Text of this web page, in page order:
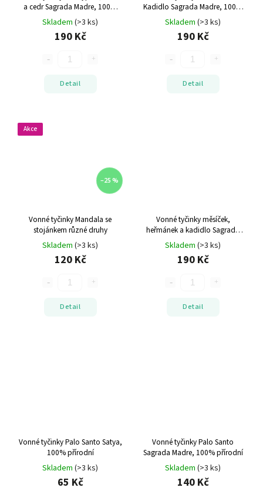
a cedrSagrada Madre, 100%
přírodní
Skladem (>3 ks)
190 Kč
Detail
Kadidlo Sagrada Madre, 100%
přírodní
Skladem (>3 ks)
190 Kč
Detail
Akce
–25 %
Vonné tyčinky Mandala se
stojánkem různé druhy
Skladem (>3 ks)
120 Kč
Detail
Vonné tyčinky měsíček,
heřmánek a kadidlo Sagrada
Madre, 100% přírodní
Skladem (>3 ks)
190 Kč
Detail
Vonné tyčinky Palo Santo Satya,
100% přírodní
Skladem (>3 ks)
65 Kč
Vonné tyčinky Palo Santo
Sagrada Madre, 100% přírodní
Skladem (>3 ks)
140 Kč